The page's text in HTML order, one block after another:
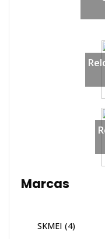
Marcas
SKMEI (4)